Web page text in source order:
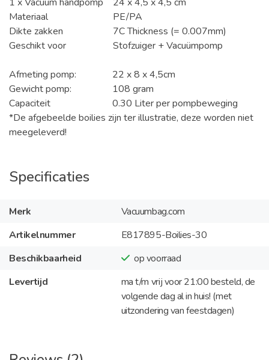
Materiaal
PE/PA
Dikte zakken
7C Thickness (= 0.007mm)
Geschikt voor
Stofzuiger + Vacuümpomp
Afmeting pomp:
22 x 8 x 4,5cm
Gewicht pomp:
108 gram
Capaciteit
0.30 Liter per pompbeweging
*De afgebeelde boilies zijn ter illustratie, deze worden niet
meegeleverd!
Specificaties
Merk
Vacuumbag.com
Artikelnummer
E817895-Boilies-30
Beschikbaarheid
op voorraad
Levertijd
ma t/m vrij voor 21:00 besteld, de
volgende dag al in huis! (met
uitzondering van feestdagen)